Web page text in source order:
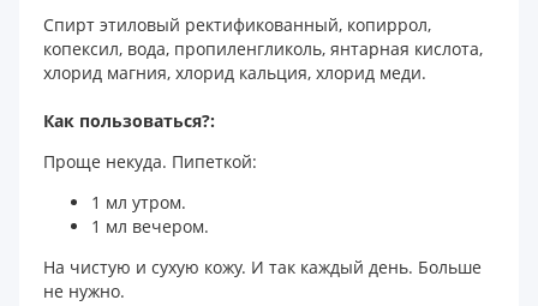
Спирт этиловый ректификованный, копиррол,
копексил, вода, пропиленгликоль, янтарная кислота,
хлорид магния, хлорид кальция, хлорид меди.
Как пользоваться?:
Проще некуда. Пипеткой:
1 мл утром.
1 мл вечером.
На чистую и сухую кожу. И так каждый день. Больше
не нужно.